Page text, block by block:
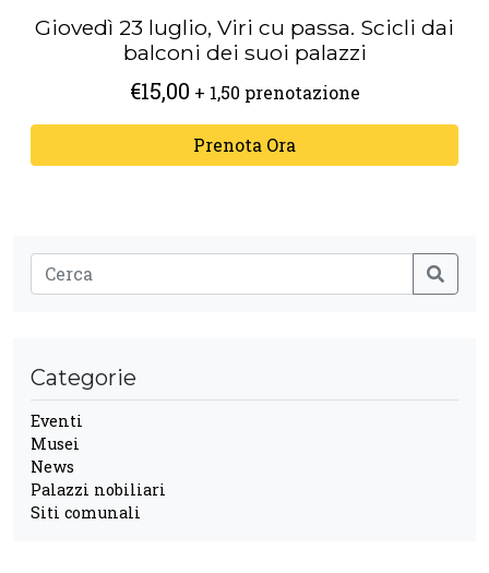
Giovedì 23 luglio, Viri cu passa. Scicli dai
balconi dei suoi palazzi
€15,00 + 1,50 prenotazione
Prenota Ora
Categorie
Eventi
Musei
News
Palazzi nobiliari
Siti comunali